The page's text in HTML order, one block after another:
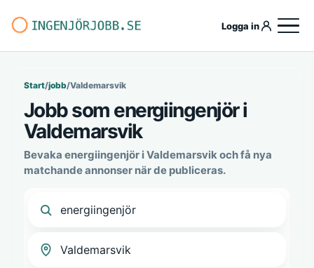
Logga in
Start/jobb/Valdemarsvik
Jobb som energiingenjör i
Valdemarsvik
Bevaka energiingenjör i Valdemarsvik och få nya
matchande annonser när de publiceras.